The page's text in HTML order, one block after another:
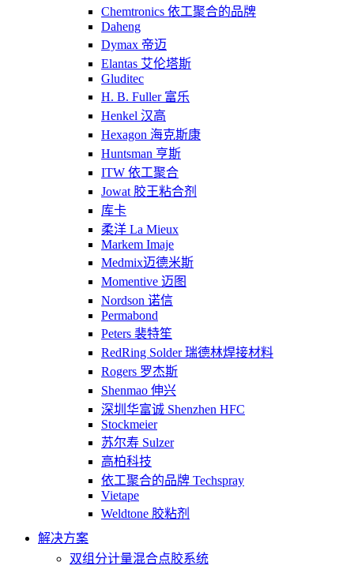
Chemtronics 依工聚合的品牌
Daheng
Dymax 帝迈
Elantas 艾伦塔斯
Gluditec
H. B. Fuller 富乐
Henkel 汉高
Hexagon 海克斯康
Huntsman 亨斯
ITW 依工聚合
Jowat 胶王粘合剂
库卡
柔洋 La Mieux
Markem Imaje
Medmix迈德米斯
Momentive 迈图
Nordson 诺信
Permabond
Peters 裴特笙
RedRing Solder 瑞德林焊接材料
Rogers 罗杰斯
Shenmao 伸兴
深圳华富诚 Shenzhen HFC
Stockmeier
苏尔寿 Sulzer
高柏科技
依工聚合的品牌 Techspray
Vietape
Weldtone 胶粘剂
解决方案
双组分计量混合点胶系统